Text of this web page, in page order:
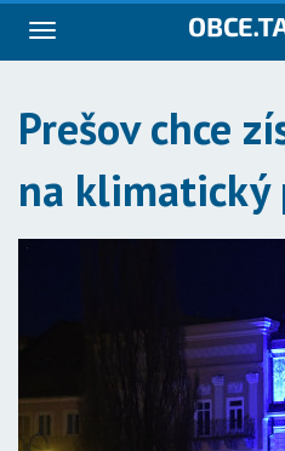
Navigácia
Prešov chce
na klimatický